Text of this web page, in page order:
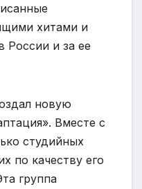
хитами и
России и за ее
новую
Вместе с
студийных
по качеству его
группа